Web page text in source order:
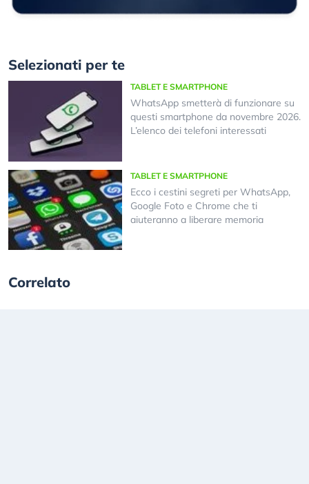
Selezionati per te
TABLET E SMARTPHONE
WhatsApp smetterà di funzionare su
questi smartphone da novembre 2026.
L’elenco dei telefoni interessati
TABLET E SMARTPHONE
Ecco i cestini segreti per WhatsApp,
Google Foto e Chrome che ti
aiuteranno a liberare memoria
Correlato